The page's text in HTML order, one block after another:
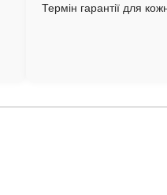
Термін гарантії для